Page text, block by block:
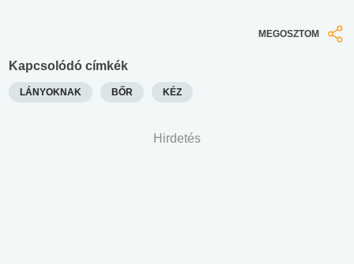
MEGOSZTOM
Kapcsolódó címkék
LÁNYOKNAK BŐR KÉZ
Hirdetés